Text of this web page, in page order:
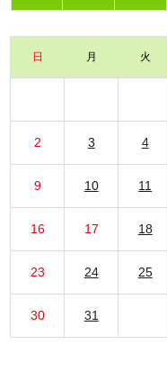
日 月 火
2 3 4
9 10 11
16 17 18
23 24 25
30 31